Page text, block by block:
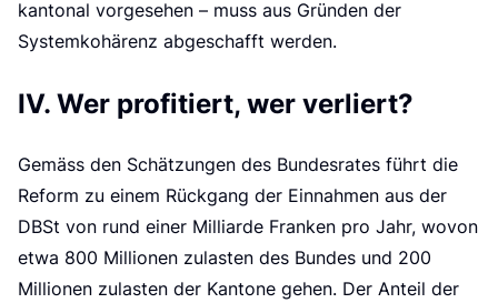
kantonal vorgesehen – muss aus Gründen der
Systemkohärenz abgeschafft werden.
IV. Wer profitiert, wer verliert?
Gemäss den Schätzungen des Bundesrates führt die
Reform zu einem Rückgang der Einnahmen aus der
DBSt von rund einer Milliarde Franken pro Jahr, wovon
etwa 800 Millionen zulasten des Bundes und 200
Millionen zulasten der Kantone gehen. Der Anteil der